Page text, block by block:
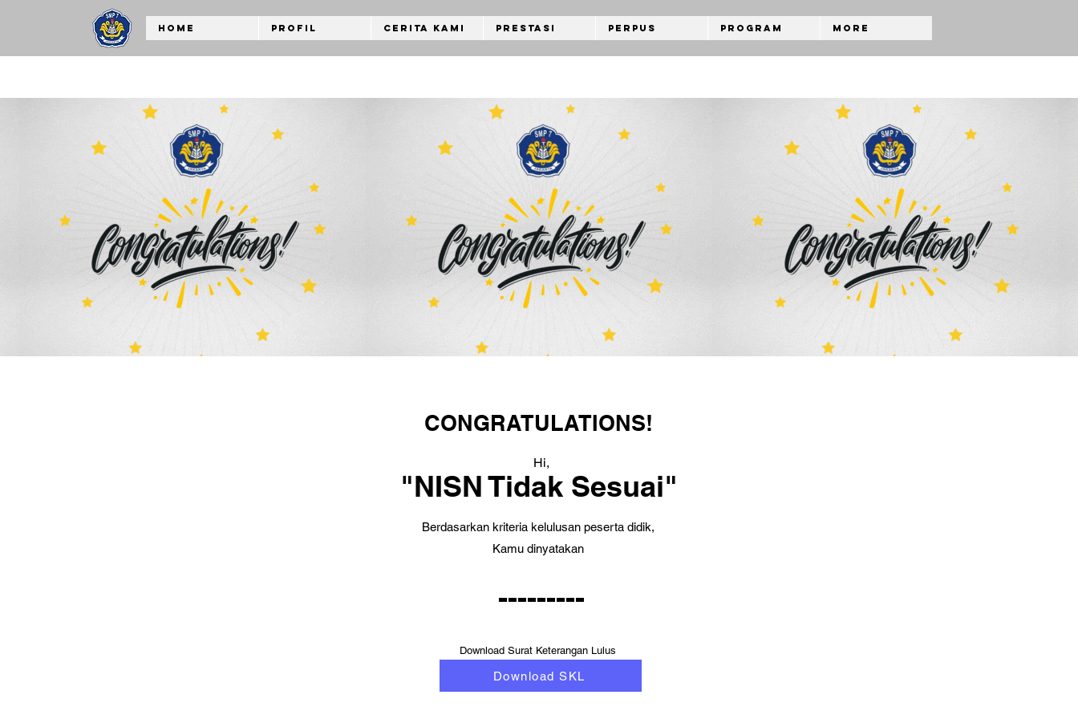
Home Profil Cerita Kami Prestasi Perpus Program More
CONGRATULATIONS!
Hi,
"NISN Tidak Sesuai"
Berdasarkan kriteria kelulusan peserta didik,
Kamu dinyatakan
---------
Download Surat Keterangan Lulus
Download SKL